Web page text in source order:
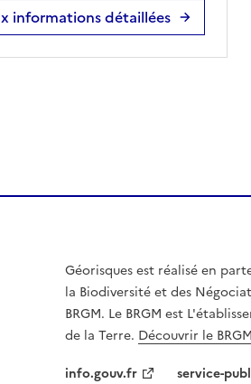
informations détaillées
Géorisques est réalisé en
la Biodiversité et des
BRGM. Le BRGM est
de la Terre. Découvrir le BRGM
info.gouv.fr
service-